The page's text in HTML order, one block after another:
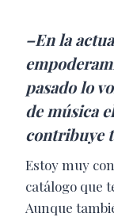
–En la
pasado lo
de música
contribuye
Estoy muy
catálogo que
Aunque